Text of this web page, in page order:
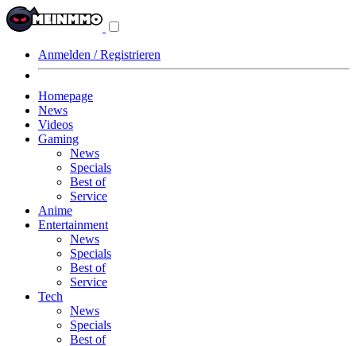
Anmelden / Registrieren
Homepage
News
Videos
Gaming
News
Specials
Best of
Service
Anime
Entertainment
News
Specials
Best of
Service
Tech
News
Specials
Best of